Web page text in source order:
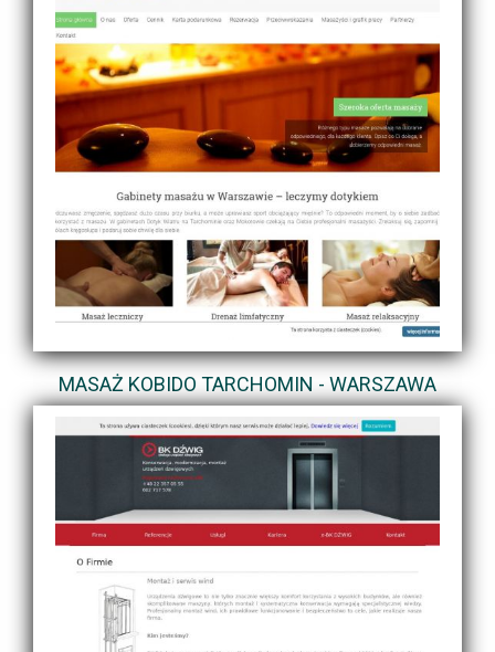
MASAŻ KOBIDO TARCHOMIN - WARSZAWA